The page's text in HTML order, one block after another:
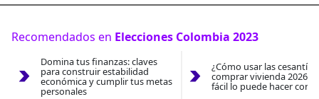
Recomendados en Elecciones Colombia 2023
Domina tus finanzas: claves
para construir estabilidad
económica y cumplir tus metas
personales
¿Cómo usar las
comprar vivienda 2026?
fácil lo puede hacer con